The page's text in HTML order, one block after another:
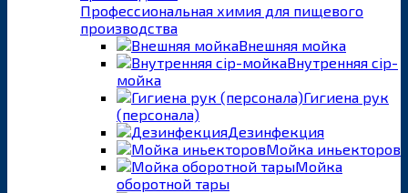
Профессиональная химия для пищевого
производства
Внешняя мойка
Внутренняя cip-
мойка
Гигиена рук
(персонала)
Дезинфекция
Мойка иньекторов
Мойка
оборотной тары